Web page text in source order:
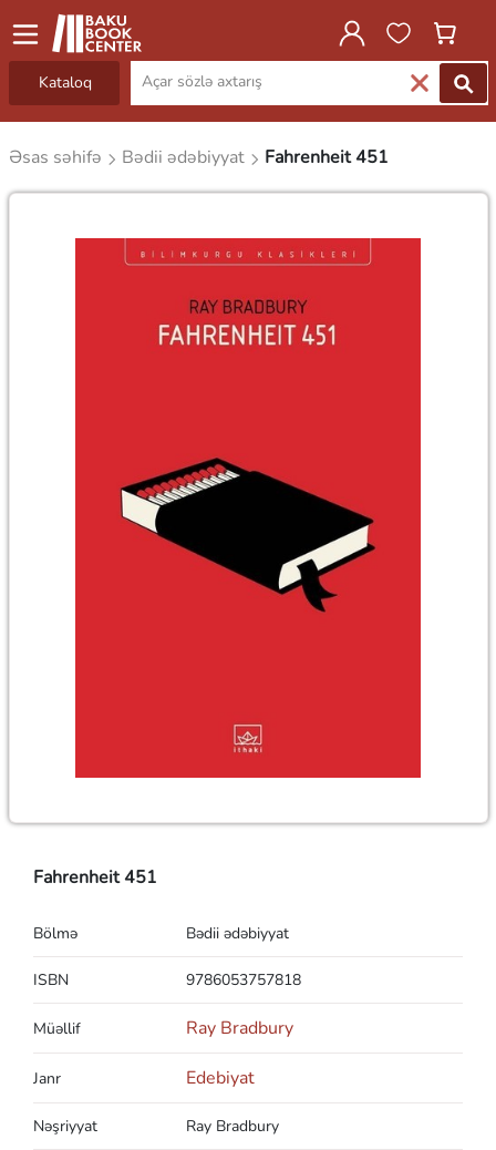
Kataloq
Əsas səhifə Bədii ədəbiyyat Fahrenheit 451
Fahrenheit 451
Bölmə Bədii ədəbiyyat
ISBN 9786053757818
Müəllif Ray Bradbury
Janr Edebiyat
Nəşriyyat Ray Bradbury